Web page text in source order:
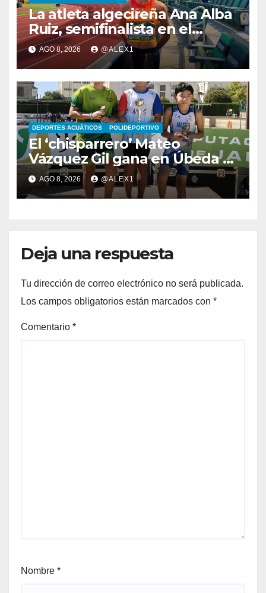
La atleta algecireña Ana Alba
Ruiz, semifinalista en el
Mundial Sub-20 con el relevo
4×400 femenino
AGO 8, 2026 @ALEX1
DEPORTES ACUÁTICOS POLIDEPORTIVO
El ‘chisparrero’ Mateo
Vázquez Gil gana en Úbeda y
se proclama subcampeón de
Andalucía de acuatlón
AGO 8, 2026 @ALEX1
Deja una respuesta
Tu dirección de correo electrónico no será publicada.
Los campos obligatorios están marcados con *
Comentario *
Nombre *